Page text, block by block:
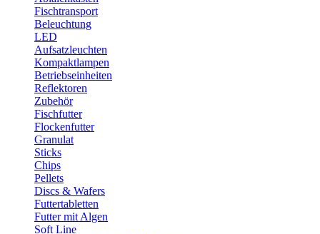
Fischtransport
Beleuchtung
LED
Aufsatzleuchten
Kompaktlampen
Betriebseinheiten
Reflektoren
Zubehör
Fischfutter
Flockenfutter
Granulat
Sticks
Chips
Pellets
Discs & Wafers
Futtertabletten
Futter mit Algen
Soft Line